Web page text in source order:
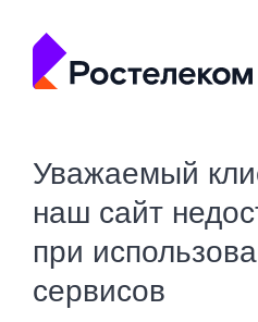
Уважаемый
наш сайт
при
сервисов